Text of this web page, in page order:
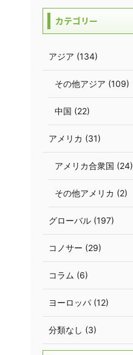
カテゴリー
アジア (134)
その他アジア (109)
中国 (22)
アメリカ (31)
アメリカ合衆国 (24)
その他アメリカ (2)
グローバル (197)
コノサー (29)
コラム (6)
ヨーロッパ (12)
分類なし (3)